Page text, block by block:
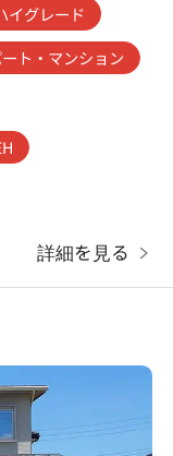
イグレード
ト・マンション
詳細を見る